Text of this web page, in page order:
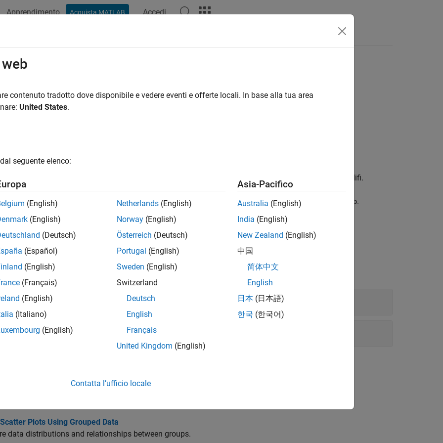
Apprendimento Acquista MATLAB Accedi
statistica
pattern e tendenze dei dati
utilizzare le funzioni Statistics and Machine Learning Toolbox™ per visualizzare:
tra più variabili: creare grafici multivariati, quali i grafici di Andrews, a coordinate parallele e a glifi.
personalizzare il grafico aggiungendo nomi dei casi, rette dei minimi quadrati e curve di riferimento.
grafici, vedere Grafici di distribuzione dei dati.
tutto
del grafico
Grouped Data Using Box Plots
Plots Using Grouped Data
data distributions and relationships between groups.
contenuto tradotto dove disponibile e vedere eventi e offerte locali. In base alla tua area
United States.
seguente elenco:
(English)
(English)
(Deutsch)
(Español)
(English)
(Français)
(English)
(Italiano)
(English)
Netherlands (English)
Norway (English)
Österreich (Deutsch)
Portugal (English)
Sweden (English)
Switzerland
Deutsch
English
Français
United Kingdom (English)
Asia-Pacifico
Australia (English)
India (English)
New Zealand (English)
中国
简体中文
English
日本 (日本語)
한국 (한국어)
Contatta l’ufficio locale